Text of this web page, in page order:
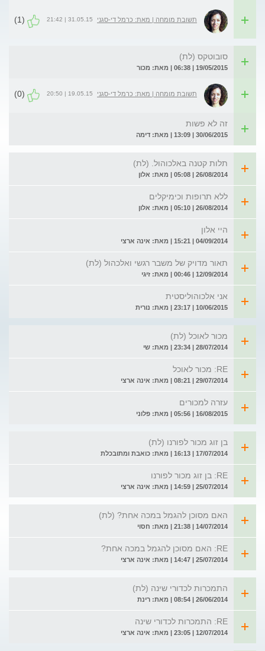
תשובת מומחה | מאת: כרמל די-סגני 31.05.15 | 21:42
(1)
סובוטקס (לת)
19/05/2015 | 06:38 | מאת: מכור
תשובת מומחה | מאת: כרמל די-סגני 19.05.15 | 20:50
(0)
זה לא פשות
30/06/2015 | 13:09 | מאת: דימה
תלות קטנה באלכוהול. (לת)
26/08/2014 | 05:08 | מאת: אלון
ללא תרופות וכימיקלים
26/08/2014 | 05:10 | מאת: אלון
היי אלון
04/09/2014 | 15:21 | מאת: אינה ארצי
תאור מדויק של משבר רגשי ואלכהול (לת)
12/09/2014 | 00:46 | מאת: זיגי
אני אלכוהוליסטית
10/06/2015 | 23:17 | מאת: נורית
מכור לאוכל (לת)
28/07/2014 | 23:34 | מאת: שי
RE: מכור לאוכל
29/07/2014 | 08:21 | מאת: אינה ארצי
עזרה למכורים
16/08/2015 | 05:56 | מאת: פלוני
בן זוג מכור לפורנו (לת)
17/07/2014 | 16:13 | מאת: כואבת ומתובכלת
RE: בן זוג מכור לפורנו
25/07/2014 | 14:59 | מאת: אינה ארצי
האם מסוכן להגמל במכה אחת? (לת)
14/07/2014 | 21:38 | מאת: חסוי
RE: האם מסוכן להגמל במכה אחת?
25/07/2014 | 14:47 | מאת: אינה ארצי
התמכרות לכדורי שינה (לת)
26/06/2014 | 08:54 | מאת: רינת
RE: התמכרות לכדורי שינה
12/07/2014 | 23:05 | מאת: אינה ארצי